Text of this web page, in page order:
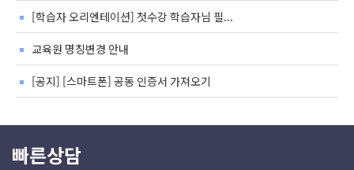
[학습자 오리엔테이션] 첫수강 학습자님 필...
교육원 명칭변경 안내
[공지] [스마트폰] 공동 인증서 가져오기
빠른상담